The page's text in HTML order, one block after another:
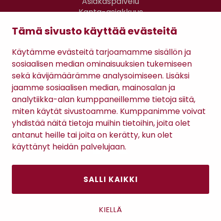
Tämä sivusto käyttää evästeitä
Käytämme evästeitä tarjoamamme sisällön ja
sosiaalisen median ominaisuuksien tukemiseen
sekä kävijämäärämme analysoimiseen. Lisäksi
jaamme sosiaalisen median, mainosalan ja
analytiikka-alan kumppaneillemme tietoja siitä,
miten käytät sivustoamme. Kumppanimme voivat
yhdistää näitä tietoja muihin tietoihin, joita olet
antanut heille tai joita on kerätty, kun olet
käyttänyt heidän palvelujaan.
SALLI KAIKKI
KIELLÄ
Kanta-asiakkuus
Gomee Ratsula Café
Antinkatu 17, 28100 Pori
Sopimusehdot
Tietosuojaseloste
Maksutavat